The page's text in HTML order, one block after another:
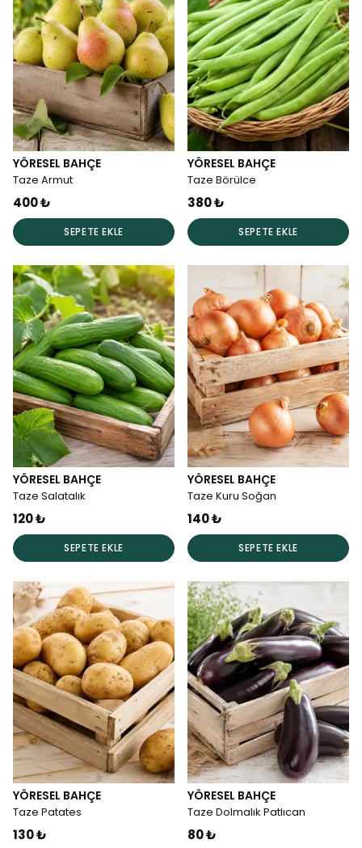
YÖRESEL BAHÇE
Taze Armut
400 ₺
SEPETE EKLE
YÖRESEL BAHÇE
Taze Börülce
380 ₺
SEPETE EKLE
YÖRESEL BAHÇE
Taze Salatalık
120 ₺
SEPETE EKLE
YÖRESEL BAHÇE
Taze Kuru Soğan
140 ₺
SEPETE EKLE
YÖRESEL BAHÇE
Taze Patates
130 ₺
YÖRESEL BAHÇE
Taze Dolmalık Patlıcan
80 ₺